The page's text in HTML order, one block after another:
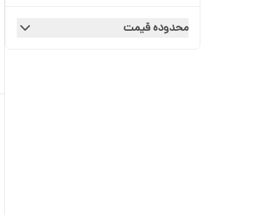
محدوده قیمت